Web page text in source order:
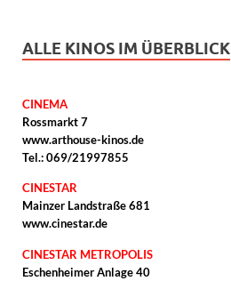
ALLE KINOS IM ÜBERBLICK
CINEMA
Rossmarkt 7
www.arthouse-kinos.de
Tel.: 069/21997855
CINESTAR
Mainzer Landstraße 681
www.cinestar.de
CINESTAR METROPOLIS
Eschenheimer Anlage 40